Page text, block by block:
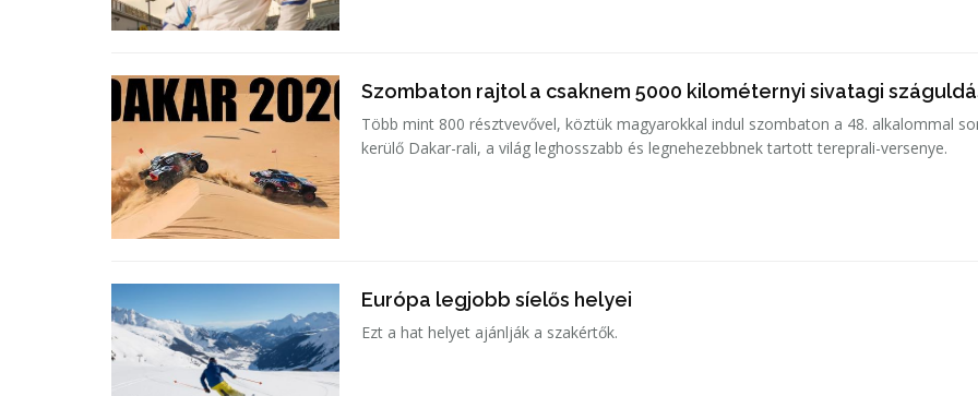
Szombaton rajtol a csaknem 5000 kilométernyi sivatagi
Több mint 800 résztvevővel, köztük magyarokkal indul szombaton a 48. alkalommal
kerülő Dakar-rali, a világ leghosszabb és legnehezebbnek tartott tereprali-versenye.
Európa legjobb síelős helyei
Ezt a hat helyet ajánlják a szakértők.